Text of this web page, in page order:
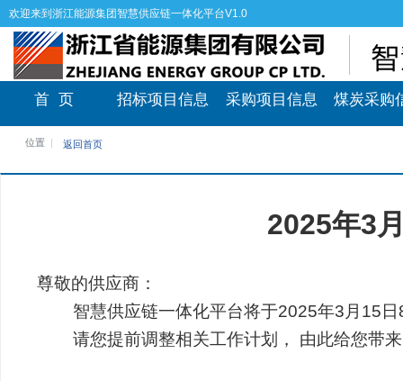
欢迎来到浙江能源集团智慧供应链一体化平台V1.0
首 页 招标项目信息 采购项目信息 煤炭采购
位置 返回首页
2025年3
尊敬的供应商：
智慧供应链一体化平台将于2025年3月15日8
请您提前调整相关工作计划， 由此给您带来